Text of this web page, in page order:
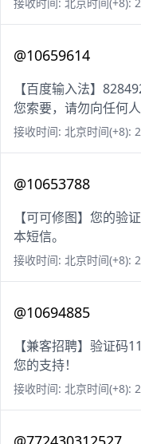
@10659614
【百度输入法】
您索要，请勿向任何
接收时间: 北京时间(+8):
@10653788
【可可修图】您的验
本短信。
接收时间: 北京时间(+8):
@10694885
【兼客招聘】验证码
您的支持！
接收时间: 北京时间(+8):